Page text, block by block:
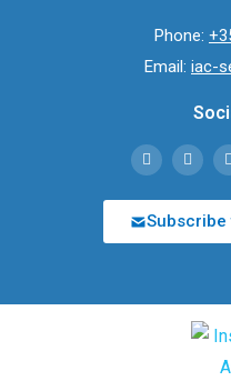
Phone:
Email: iac-